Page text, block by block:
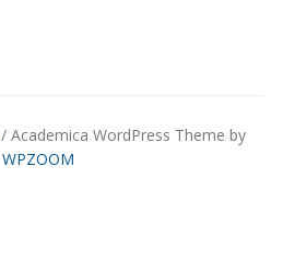
/ Academica WordPress Theme by
WPZOOM